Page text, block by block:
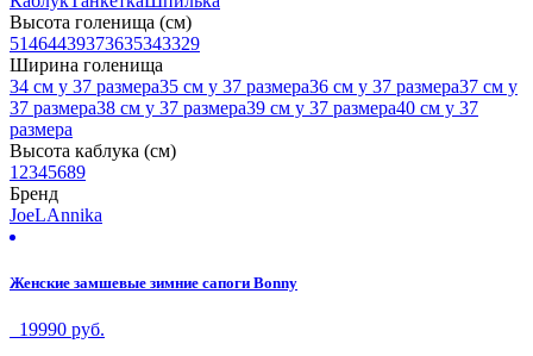
Высота голенища (см)
51464439373635343329
Ширина голенища
34 см у 37 размера35 см у 37 размера36 см у 37 размера37 см у
37 размера38 см у 37 размера39 см у 37 размера40 см у 37
размера
Высота каблука (см)
1 2345689
Бренд
JoeLAnnika
Женские замшевые зимние сапоги Bonny
19990 руб.